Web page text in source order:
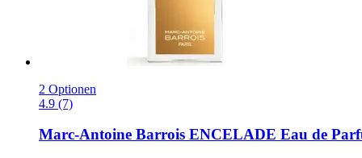
2 Optionen
4.9 (7)
Marc-Antoine Barrois ENCELADE Eau de